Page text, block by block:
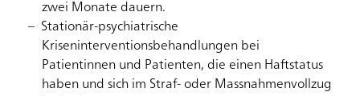
zwei Monate dauern.
Stationär-psychiatrische
Kriseninterventionsbehandlungen bei
Patientinnen und Patienten, die einen Haftstatus
haben und sich im Straf- oder Massnahmenvollzug